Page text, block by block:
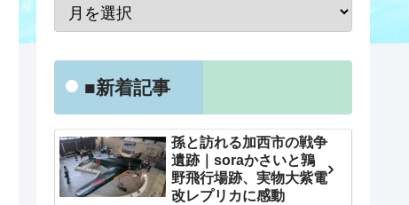
■新着記事
孫と訪れる加西市の戦争
遺跡｜soraかさいと鶉
野飛行場跡、実物大紫電
改レプリカに感動